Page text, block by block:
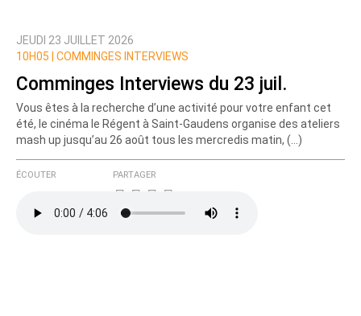
Prévenez-moi de tous les nouveaux commentaires
JEUDI 23 JUILLET 2026
10H05 |
COMMINGES INTERVIEWS
Comminges Interviews du 23 juil.
Vous êtes à la recherche d’une activité pour votre enfant cet
été, le cinéma le Régent à Saint-Gaudens organise des ateliers
mash up jusqu’au 26 août tous les mercredis matin, (…)
ÉCOUTER PARTAGER